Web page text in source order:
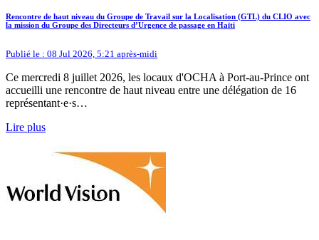
Rencontre de haut niveau du Groupe de Travail sur la Localisation (GTL) du CLIO avec
la mission du Groupe des Directeurs d’Urgence de passage en Haïti
Publié le : 08 Jul 2026, 5:21 après-midi
Ce mercredi 8 juillet 2026, les locaux d'OCHA à Port-au-Prince ont
accueilli une rencontre de haut niveau entre une délégation de 16
représentant·e·s…
Lire plus